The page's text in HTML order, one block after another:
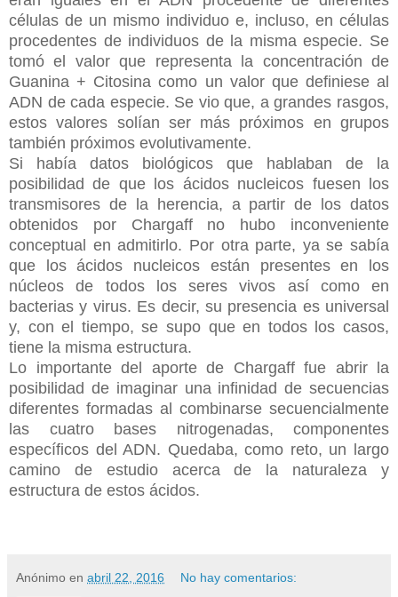
células de un mismo individuo e, incluso, en células
procedentes de individuos de la misma especie. Se
tomó el valor que representa la concentración de
Guanina + Citosina como un valor que definiese al
ADN de cada especie. Se vio que, a grandes rasgos,
estos valores solían ser más próximos en grupos
también próximos evolutivamente.
Si había datos biológicos que hablaban de la
posibilidad de que los ácidos nucleicos fuesen los
transmisores de la herencia, a partir de los datos
obtenidos por Chargaff no hubo inconveniente
conceptual en admitirlo. Por otra parte, ya se sabía
que los ácidos nucleicos están presentes en los
núcleos de todos los seres vivos así como en
bacterias y virus. Es decir, su presencia es universal
y, con el tiempo, se supo que en todos los casos,
tiene la misma estructura.
Lo importante del aporte de Chargaff fue abrir la
posibilidad de imaginar una infinidad de secuencias
diferentes formadas al combinarse secuencialmente
las cuatro bases nitrogenadas, componentes
específicos del ADN. Quedaba, como reto, un largo
camino de estudio acerca de la naturaleza y
estructura de estos ácidos.
Anónimo en abril 22, 2016 No hay comentarios: